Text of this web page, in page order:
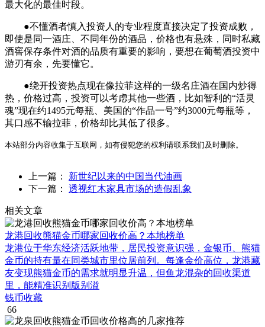
最大化的最佳时段。
●不懂酒者慎入投资人的专业程度直接决定了投资成败，
即使是同一酒庄、不同年份的酒品，价格也有悬殊，同时私藏
酒窖保存条件对酒的品质有重要的影响，要想在葡萄酒投资中
游刃有余，先要懂它。
●绕开投资热点现在像拉菲这样的一级名庄酒在国内炒得
热，价格过高，投资可以考虑其他一些酒，比如智利的“活灵
魂”现在约1495元每瓶、美国的“作品一号”约3000元每瓶等，
其口感不输拉菲，价格却比其低了很多。
本站部分内容收集于互联网，如有侵犯您的权利请联系我们及时删除。
上一篇： 新世纪以来的中国当代油画
下一篇： 透视红木家具市场的造假乱象
相关文章
龙港回收熊猫金币哪家回收价高？本地榜单
龙港位于华东经济活跃地带，居民投资意识强，金银币、熊猫
金币的持有量在同类城市里位居前列。每逢金价高位，龙港藏
友变现熊猫金币的需求就明显升温，但鱼龙混杂的回收渠道
里，能精准识别版别溢
钱币收藏
66